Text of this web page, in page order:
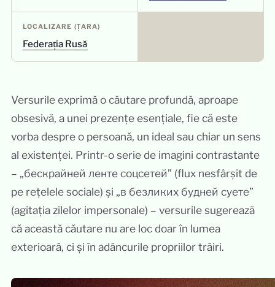
LOCALIZARE (ȚARA)
Federația Rusă
Versurile exprimă o căutare profundă, aproape
obsesivă, a unei prezențe esențiale, fie că este
vorba despre o persoană, un ideal sau chiar un sens
al existenței. Printr-o serie de imagini contrastante
– „бескрайней ленте соцсетей” (flux nesfârșit de
pe rețelele sociale) și „в безликих будней суете”
(agitația zilelor impersonale) – versurile sugerează
că această căutare nu are loc doar în lumea
exterioară, ci și în adâncurile propriilor trăiri.